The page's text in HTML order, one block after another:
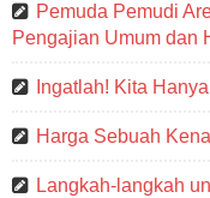
Pemuda Pemudi
Pengajian Umum dan
Ingatlah! Kita
Harga Sebuah
Langkah-langkah